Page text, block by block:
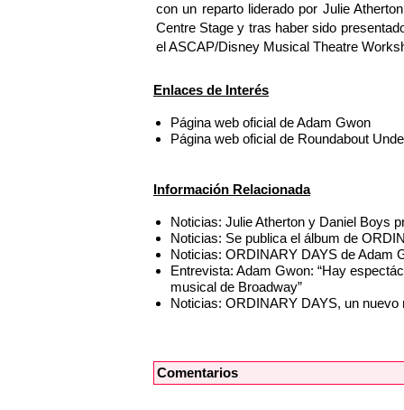
con un reparto liderado por Julie
Centre Stage y tras haber sido
el ASCAP/Disney Musical Theatre
Enlaces de Interés
Página web oficial de Adam Gwon
Página web oficial de Roundabout
Información Relacionada
Noticias: Julie Atherton y Daniel Boys
Noticias: Se publica el álbum de
Noticias: ORDINARY DAYS de Adam
Entrevista: Adam Gwon: “Hay
musical de Broadway”
Noticias: ORDINARY DAYS, un
Comentarios